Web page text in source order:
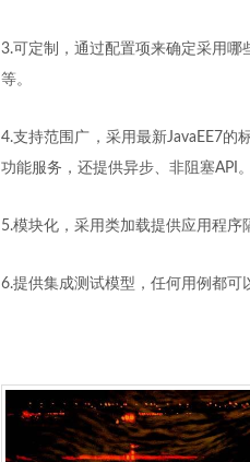
3.可定制，通过配置项来确定采用哪
等。
4.支持范围广，采用最新JavaEE7的
功能服务，还提供异步、非阻塞API。
5.模块化，采用类加载提供应用程序
6.提供集成测试模型，任何用例都可